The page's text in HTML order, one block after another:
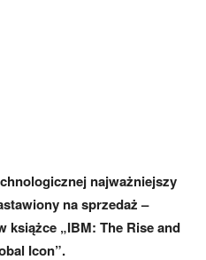
najważniejszy
na sprzedaż –
książce „IBM: The Rise and
Icon”.